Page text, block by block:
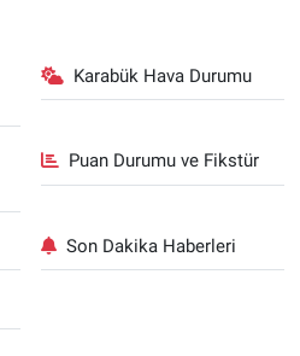
Karabük Hava Durumu
Puan Durumu ve Fikstür
Son Dakika Haberleri